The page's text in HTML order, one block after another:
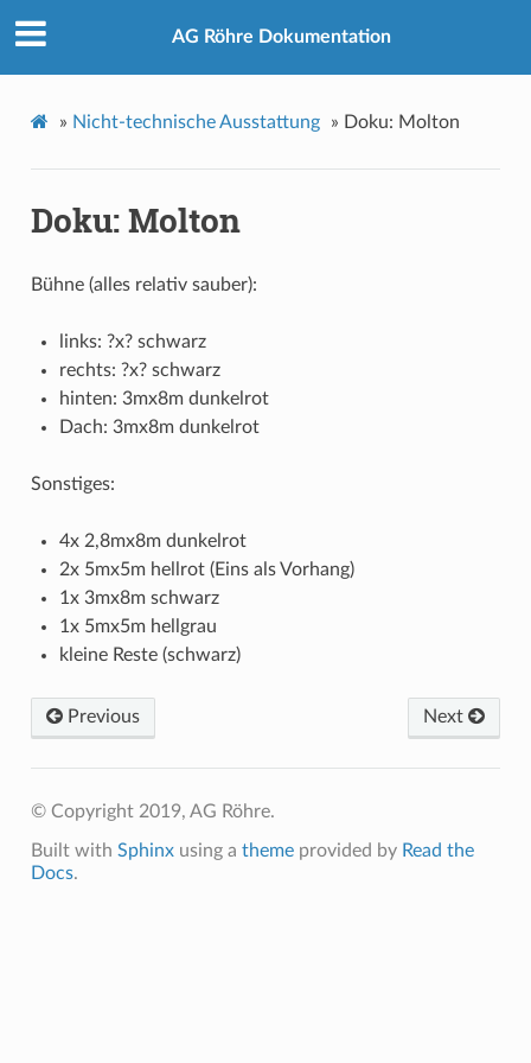
AG Röhre Dokumentation
» Nicht-technische Ausstattung » Doku: Molton
Doku: Molton
Bühne (alles relativ sauber):
links: ?x? schwarz
rechts: ?x? schwarz
hinten: 3mx8m dunkelrot
Dach: 3mx8m dunkelrot
Sonstiges:
4x 2,8mx8m dunkelrot
2x 5mx5m hellrot (Eins als Vorhang)
1x 3mx8m schwarz
1x 5mx5m hellgrau
kleine Reste (schwarz)
Previous Next
© Copyright 2019, AG Röhre.
Built with Sphinxusing a themeprovided by Read the
Docs.